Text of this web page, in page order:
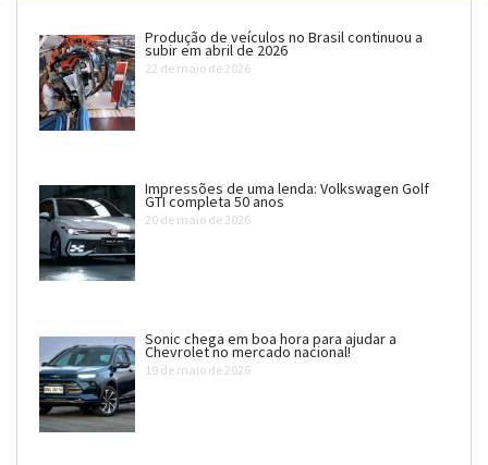
Produção de veículos no Brasil continuou a
subir em abril de 2026
22 de maio de 2026
Impressões de uma lenda: Volkswagen Golf
GTI completa 50 anos
20 de maio de 2026
Sonic chega em boa hora para ajudar a
Chevrolet no mercado nacional!
19 de maio de 2026